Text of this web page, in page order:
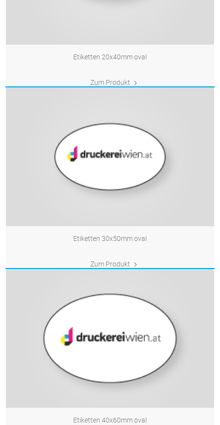
Etiketten 20x40mm oval
Zum Produkt
Etiketten 30x50mm oval
Zum Produkt
Etiketten 40x60mm oval